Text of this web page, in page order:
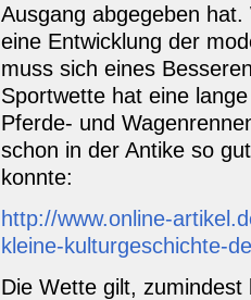
Ausgang abgegeben
eine Entwicklung der
muss sich eines
Sportwette hat eine
Pferde- und
schon in der Antike so
konnte:
http://www.online-
kleine-kulturgeschichte-
Die Wette gilt,